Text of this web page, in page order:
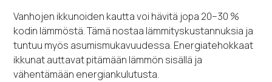
Vanhojen ikkunoiden kautta voi hävitä jopa 20–30 %
kodin lämmöstä. Tämä nostaa lämmityskustannuksia ja
tuntuu myös asumismukavuudessa. Energiatehokkaat
ikkunat auttavat pitämään lämmön sisällä ja
vähentämään energiankulutusta.